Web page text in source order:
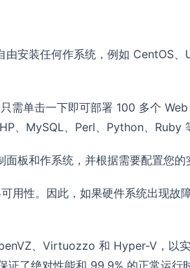
安装任何作系统，例如 CentOS
需单击一下即可部署 100 多个
、MySQL、Perl、Python、Ruby
板和作系统，并根据需要配置您的
用性。因此，如果硬件系统出现
、Virtuozzo 和 Hyper-V，以